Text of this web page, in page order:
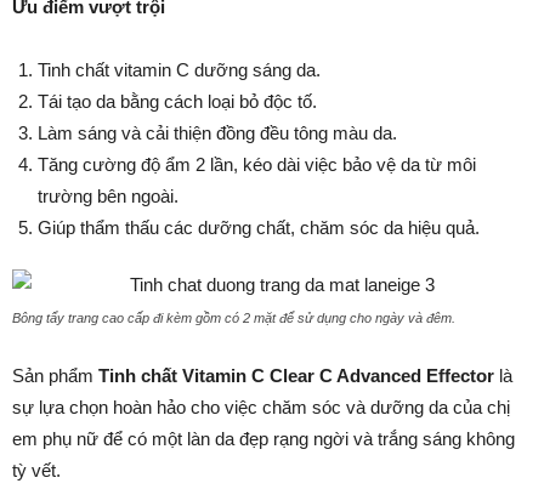
Ưu điểm vượt trội
Tinh chất vitamin C dưỡng sáng da.
Tái tạo da bằng cách loại bỏ độc tố.
Làm sáng và cải thiện đồng đều tông màu da.
Tăng cường độ ẩm 2 lần, kéo dài việc bảo vệ da từ môi
trường bên ngoài.
Giúp thẩm thấu các dưỡng chất, chăm sóc da hiệu quả.
Bông tẩy trang cao cấp đi kèm gồm có 2 mặt để sử dụng cho ngày và đêm.
Sản phẩm Tinh chất Vitamin C Clear C Advanced Effector là
sự lựa chọn hoàn hảo cho việc chăm sóc và dưỡng da của chị
em phụ nữ để có một làn da đẹp rạng ngời và trắng sáng không
tỳ vết.